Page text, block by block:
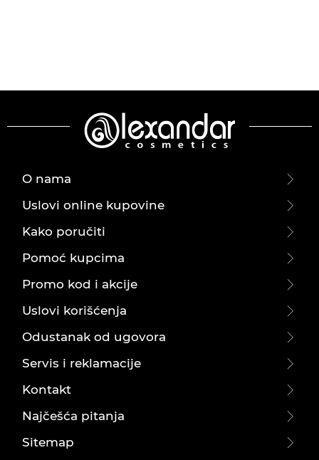
O nama
Uslovi online kupovine
Kako poručiti
Pomoć kupcima
Promo kod i akcije
Uslovi korišćenja
Odustanak od ugovora
Servis i reklamacije
Kontakt
Najčešća pitanja
Sitemap